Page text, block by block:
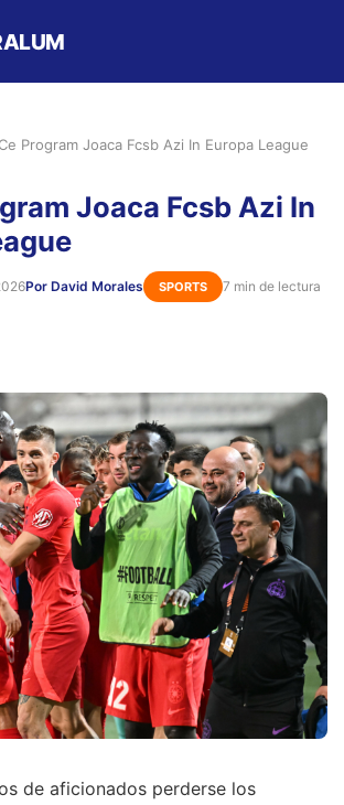
Program Joaca Fcsb Azi In Europa League
Joaca Fcsb Azi In
Por David Morales SPORTS 7 min de lectura
de aficionados perderse los